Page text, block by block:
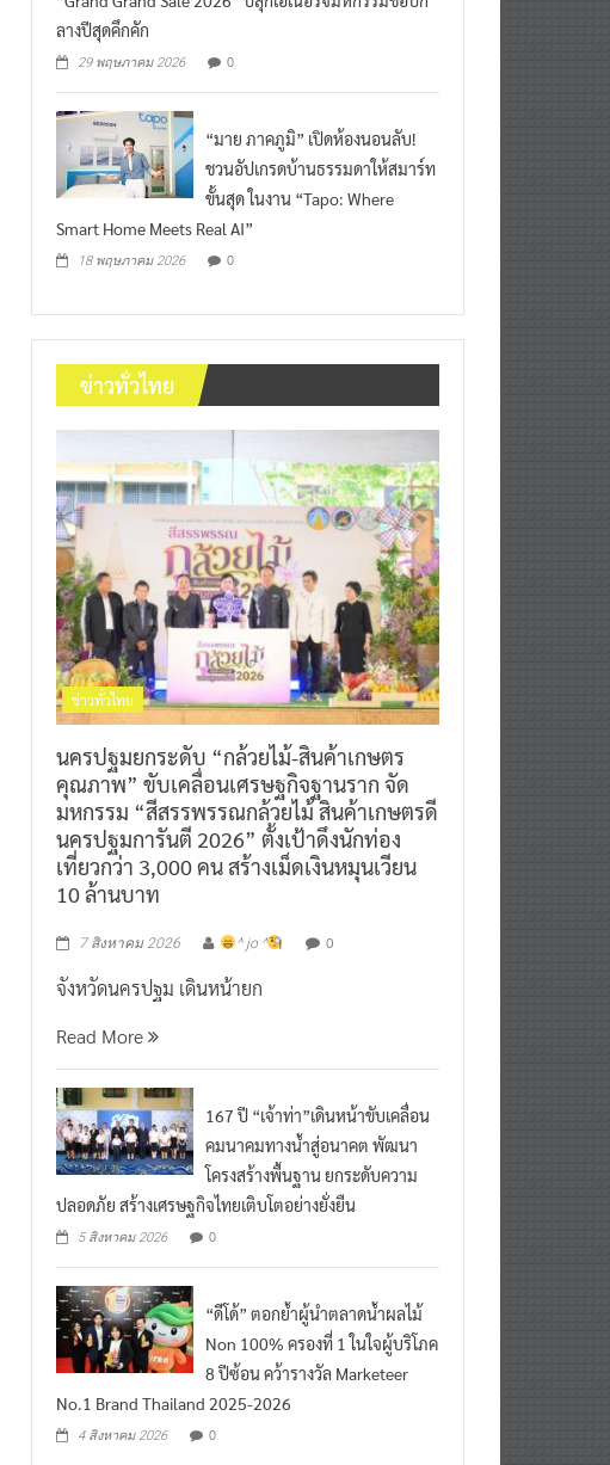
ลางปีสุดคึกคัก
29 พฤษภาคม 2026
ชวนอัปเกรดบ้านธรรมดาให้สมาร์ท
ขั้นสุด ในงาน “Tapo: Where
Smart Home Meets Real AI”
ข่าวทั่วไทย
ข่าวทั่วไทย
นครปฐมยกระดับ “กล้วยไม้-สินค้าเกษตร
คุณภาพ” ขับเคลื่อนเศรษฐกิจฐานราก จัด
มหกรรม “สีสรรพรรณกล้วยไม้ สินค้าเกษตรดี
นครปฐมการันตี 2026” ตั้งเป้าดึงนักท่อง
เที่ยวกว่า 3,000 คน สร้างเม็ดเงินหมุนเวียน
10 ล้านบาท
167 ปี “เจ้าท่า”เดินหน้าขับเคลื่อน
คมนาคมทางน้ำสู่อนาคต พัฒนา
โครงสร้างพื้นฐาน ยกระดับความ
ปลอดภัย สร้างเศรษฐกิจไทยเติบโตอย่างยั่งยืน
0
Non 100% ครองที่ 1 ในใจผู้บริโภค
8 ปีซ้อน คว้ารางวัล Marketeer
No.1 Brand Thailand 2025-2026
0